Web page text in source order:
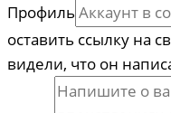
Профиль
оставить ссылку на
видели, что он